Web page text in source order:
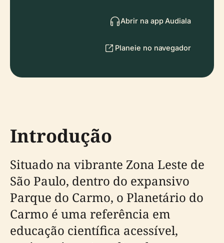
Abrir na app Audiala
Planeie no navegador
Introdução
Situado na vibrante Zona Leste de
São Paulo, dentro do expansivo
Parque do Carmo, o Planetário do
Carmo é uma referência em
educação científica acessível,